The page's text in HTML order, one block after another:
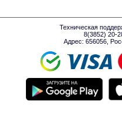
Техническая
8(3852) 20-
Адрес: 656056,